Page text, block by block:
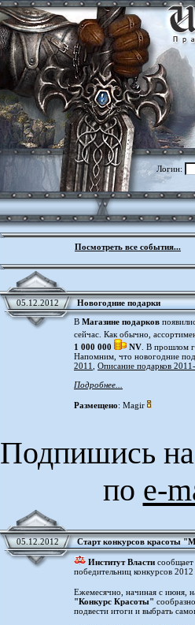
Логин:
Посмотреть все события...
05.12.2012
Новогодние подарки
В Магазине подарков
сейчас. Как обычно,
1 000 000
NV . В прошлом
Напомним, что новогодние
2011
Описание подарков
Подробнее...
Размещено: Magir
Подпишись
по e-
05.12.2012 Старт конкурсов красоты
Институт Власти сообщает
победительниц конкурсов
Ежемесячно, начиная с июня,
"Конкурс Красоты"
подвести итоги и выбрать